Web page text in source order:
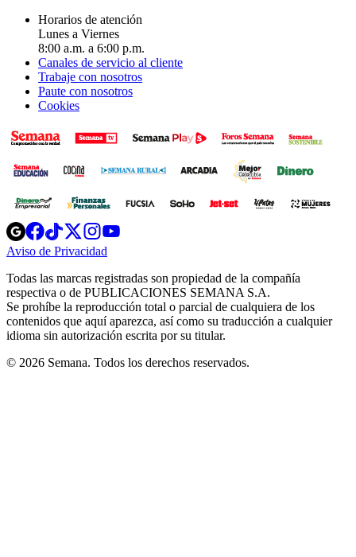
Horarios de atención
Lunes a Viernes
8:00 a.m. a 6:00 p.m.
Canales de servicio al cliente
Trabaje con nosotros
Paute con nosotros
Cookies
Opens
in
new
Opens
in
new
Opens
in
new
window
Opens
new
windowwindow
Aviso de Privacidad
new
window
Todas las marcas registradas son propiedad de la compañía
respectiva o de PUBLICACIONES SEMANA S.A.
Se prohíbe la reproducción total o parcial de cualquiera de los
contenidos que aquí aparezca, así como su traducción a cualquier
idioma sin autorización escrita por su titular.
© 2026 Semana. Todos los derechos reservados.